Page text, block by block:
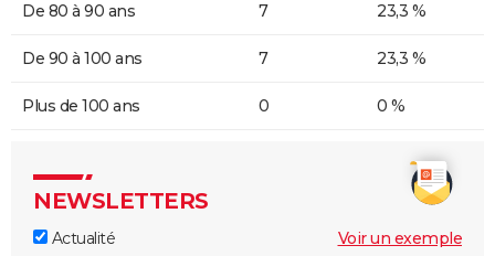
De 80 à 90 ans 7 23,3 %
De 90 à 100 ans 7 23,3 %
Plus de 100 ans 0 0 %
NEWSLETTERS
Actualité
Voir un exemple